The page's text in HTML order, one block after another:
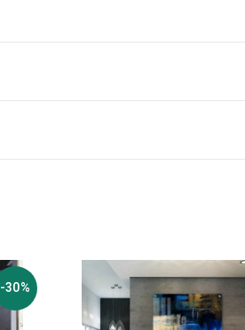
-30%